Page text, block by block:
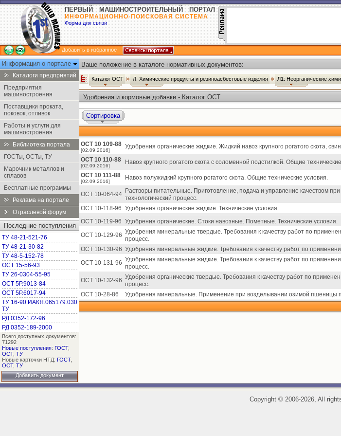
ПЕРВЫЙ МАШИНОСТРОИТЕЛЬНЫЙ ПОРТАЛ
ИНФОРМАЦИОННО-ПОИСКОВАЯ СИСТЕМА
Форма для связи
Добавить в избранное
Информация о портале
Каталоги предприятий
Предприятия
машиностроения
Поставщики проката,
поковок, отливок
Работы и услуги для
машиностроения
Библиотека портала
ГОСТы, ОСТы, ТУ
Марочник металлов и
сплавов
Бесплатные программы
Реклама на портале
Отраслевой форум
Последние поступления
ТУ 48-21-521-76
ТУ 48-21-30-82
ТУ 48-5-152-78
ОСТ 15-56-93
ТУ 26-0304-55-95
ОСТ 5Р.9013-84
ОСТ 5Р.6017-94
ТУ 16-90 ИАКЯ.065179.030
ТУ
РД 0352-172-96
РД 0352-189-2000
Всего доступных документов:
71292
Новые поступления: ГОСТ,
ОСТ, ТУ
Новые карточки НТД: ГОСТ,
ОСТ, ТУ
Добавить документ
Ваше положение в каталоге нормативных документов:
Каталог ОСТ Л: Химические продукты и резиноасбестовые изделия Л1: Неорганические
Удобрения и кормовые добавки - Каталог ОСТ
Сортировка
ОСТ 10 109-88
[02.09.2016]
Удобрения органические жидкие. Жидкий навоз крупного рогатого скота,
ОСТ 10 110-88
[02.09.2016]
Навоз крупного рогатого скота с соломенной подстилкой. Общие
ОСТ 10 111-88
[02.09.2016]
Навоз полужидкий крупного рогатого скота. Общие технические условия.
ОСТ 10-064-94 Растворы питательные. Приготовление, подача и управление качеством
технологический процесс.
ОСТ 10-118-96 Удобрения органические жидкие. Технические условия.
ОСТ 10-119-96 Удобрения органические. Стоки навозные. Пометные. Технические условия.
ОСТ 10-129-96 Удобрения минеральные твердые. Требования к качеству работ по
процесс.
ОСТ 10-130-96 Удобрения минеральные жидкие. Требования к качеству работ по
ОСТ 10-131-96 Удобрения минеральные жидкие. Требования к качеству работ по
процесс.
ОСТ 10-132-96 Удобрения органические твердые. Требования к качеству работ по
процесс.
ОСТ 10-28-86
Удобрения минеральные. Применение при возделывании озимой пшеницы
Copyright ©2006-2026, All